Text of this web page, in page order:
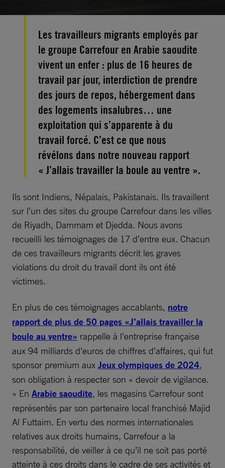
Les travailleurs migrants employés par
le groupe Carrefour en Arabie saoudite
vivent un enfer : plus de 16 heures de
travail par jour, interdiction de prendre
des jours de repos, hébergement dans
des logements insalubres… une
exploitation qui s’apparente à du
travail forcé. C’est ce que nous
révélons dans notre nouveau rapport
« J’allais travailler la boule au ventre ».
Ils sont Indiens, Népalais, Pakistanais. Ils travaillent
sur l’un des sites du groupe Carrefour dans les villes
de Riyadh, Dammam et Djedda. Nous avons
recueilli les témoignages de 17 d’entre eux. Chacun
de ces travailleurs migrants décrit les graves
violations du droit du travail dont ils ont été
victimes.
En plus de ces témoignages accablants, notre
rapport de plus de 50 pages «J’allais travailler la
boule au ventre» rappelle à l’entreprise française
aux 94 milliards d’euros de chiffres d’affaires, qui fut
sponsor premium aux Jeux olympiques de 2024,
son obligation à respecter son « devoir de vigilance.
» En Arabie saoudite, les magasins Carrefour sont
représentés par son partenaire local franchisé Majid
Al Futtaim. En vertu des normes internationales
relatives aux droits humains, Carrefour a la
responsabilité, de veiller à ce qu’il ne soit pas porté
atteinte à ces droits dans le cadre de ses activités et